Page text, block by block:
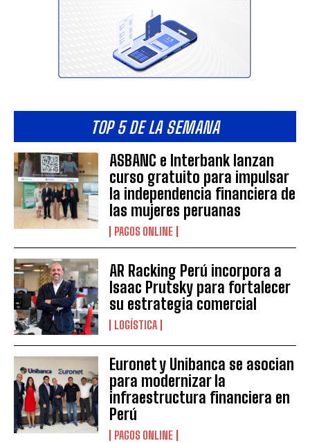
TOP 5 DE LA SEMANA
ASBANC e Interbank lanzan
curso gratuito para impulsar
la independencia financiera de
las mujeres peruanas
PAGOS ONLINE
AR Racking Perú incorpora a
Isaac Prutsky para fortalecer
su estrategia comercial
LOGÍSTICA
Euronet y Unibanca se asocian
para modernizar la
infraestructura financiera en
Perú
PAGOS ONLINE